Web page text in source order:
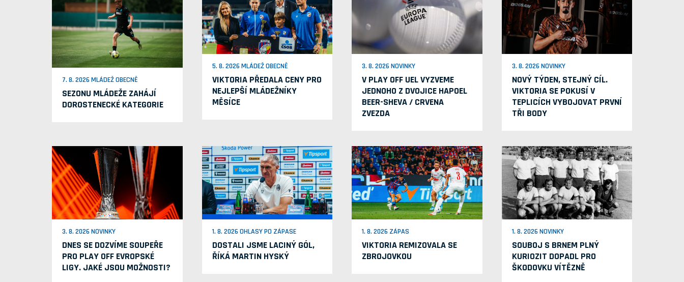
7. 8. 2026 MLÁDEŽ OBECNĚ
SEZONU MLÁDEŽE ZAHÁJÍ
DOROSTENECKÉ KATEGORIE
5. 8. 2026 MLÁDEŽ OBECNĚ
VIKTORIA PŘEDALA CENY PRO
NEJLEPŠÍ MLÁDEŽNÍKY
MĚSÍCE
3. 8. 2026 NOVINKY
V PLAY OFF UEL VYZVEME
JEDNOHO Z DVOJICE HAPOEL
BEER-SHEVA / CRVENA
ZVEZDA
3. 8. 2026 NOVINKY
NOVÝ TÝDEN, STEJNÝ CÍL.
VIKTORIA SE POKUSÍ V
TEPLICÍCH VYBOJOVAT PRVNÍ
TŘI BODY
3. 8. 2026 NOVINKY
DNES SE DOZVÍME SOUPEŘE
PRO PLAY OFF EVROPSKÉ
LIGY. JAKÉ JSOU MOŽNOSTI?
1. 8. 2026 OHLASY PO ZÁPASE
DOSTALI JSME LACINÝ GÓL,
ŘÍKÁ MARTIN HYSKÝ
1. 8. 2026 ZÁPAS
VIKTORIA REMIZOVALA SE
ZBROJOVKOU
1. 8. 2026 NOVINKY
SOUBOJ S BRNEM PLNÝ
KURIOZIT DOPADL PRO
ŠKODOVKU VÍTĚZNĚ